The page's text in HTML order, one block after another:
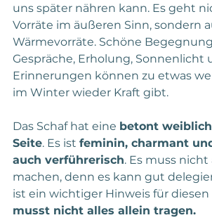
uns später nähren kann. Es geht
Vorräte im äußeren Sinn, sondern
Wärmevorräte. Schöne
Gespräche, Erholung, Sonnenlicht
Erinnerungen können zu etwas
im Winter wieder Kraft gibt.
Das Schaf hat eine betont
Seite. Es ist feminin, charmant
auch verführerisch. Es muss nicht
machen, denn es kann gut
ist ein wichtiger Hinweis für diesen
musst nicht alles allein tragen.